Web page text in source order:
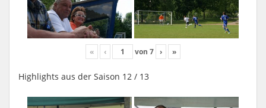
« ‹ von 7 › »
Highlights aus der Saison 12 / 13